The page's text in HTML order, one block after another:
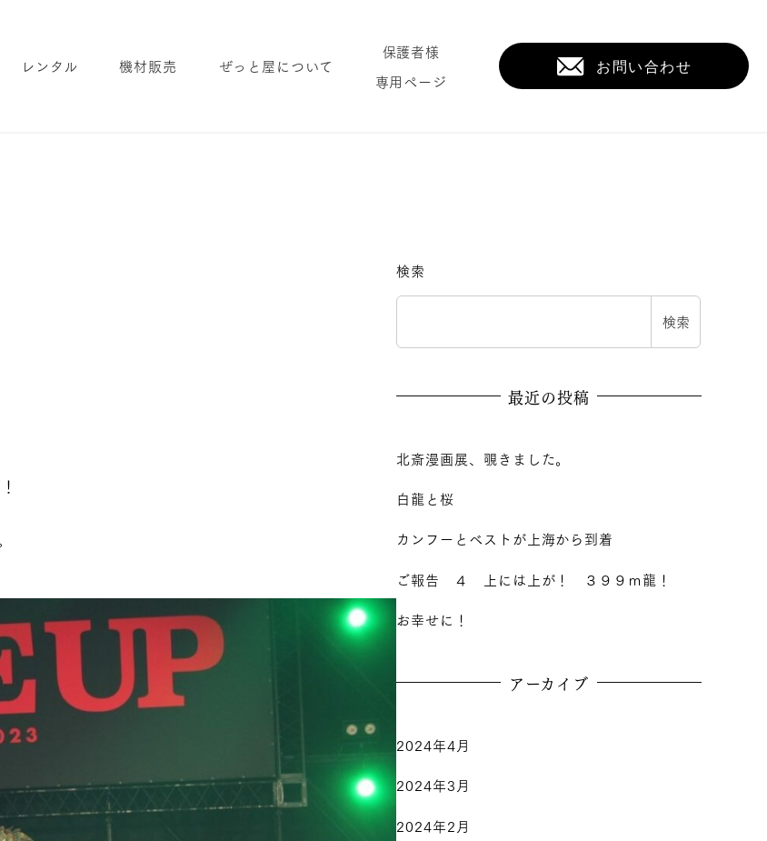
レンタル 機材販売 ぜっと屋について
保護者様
専用ページ
検索
検索
最近の投稿
北斎漫画展、覗きました。
白龍と桜
カンフーとベストが上海から到着
ご報告 ４ 上には上が！ ３９９ｍ龍！
お幸せに！
アーカイブ
2024年4月
2024年3月
2024年2月